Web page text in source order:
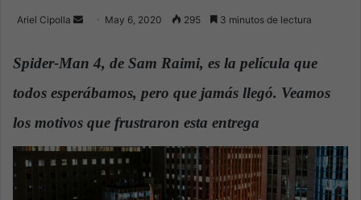
Ariel Cipolla
n
a
m
May 6, 2020 295 3 minutos de lectura
Spider-Man 4, de Sam Raimi, es la película que
todos esperábamos, pero que jamás llegó. Veamos
los motivos que frustraron esta entrega